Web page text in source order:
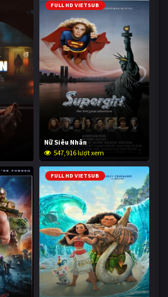
FULL HD VIETSUB
Nữ Siêu Nhân
547,916 lượt xem
FULL HD VIETSUB